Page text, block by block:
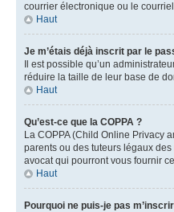
courrier électronique ou le
Haut
Je m’étais déjà inscrit par le
Il est possible qu’un
réduire la taille de leur base de
Haut
Qu’est-ce que la COPPA ?
La COPPA (Child Online Privacy
parents ou des tuteurs légaux
avocat qui pourront vous fournir
Haut
Pourquoi ne puis-je pas